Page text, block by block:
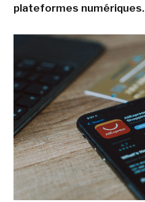
plateformes numériques.